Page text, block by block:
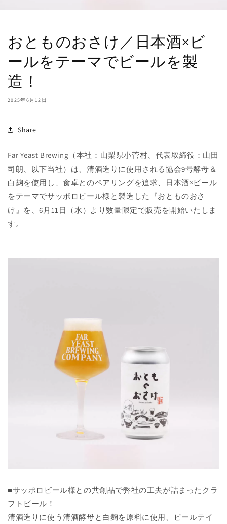
おとものおさけ／日本酒×ビ
ールをテーマでビールを製
造！
2025年6月12日
Share
Far Yeast Brewing（本社：山梨県小菅村、代表取締役：山田
司朗、以下当社）は、清酒造りに使用される協会9号酵母＆
白麹を使用し、食卓とのペアリングを追求、日本酒×ビール
をテーマでサッポロビール様と製造した『おとものおさ
け』を、6月11日（水）より数量限定で販売を開始いたしま
す。
■サッポロビール様との共創品で弊社の工夫が詰まったクラ
フトビール！
清酒造りに使う清酒酵母と白麹を原料に使用、ビールテイ